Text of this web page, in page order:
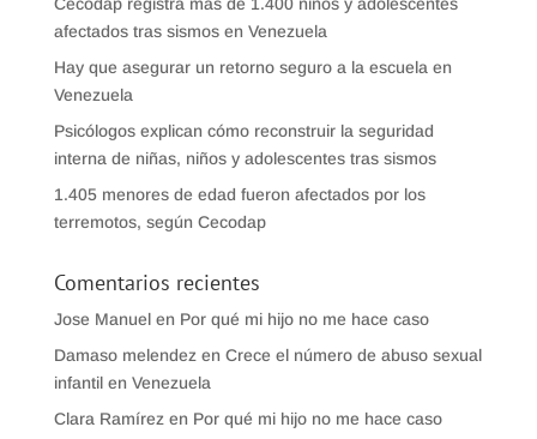
afectados tras sismos en Venezuela
Hay que asegurar un retorno seguro a la escuela en
Venezuela
Psicólogos explican cómo reconstruir la seguridad
interna de niñas, niños y adolescentes tras sismos
1.405 menores de edad fueron afectados por los
terremotos, según Cecodap
Comentarios recientes
Jose Manuelen Por qué mi hijo no me hace caso
Damaso melendez en Crece el número de abuso sexual
infantil en Venezuela
Clara Ramírez en Por qué mi hijo no me hace caso